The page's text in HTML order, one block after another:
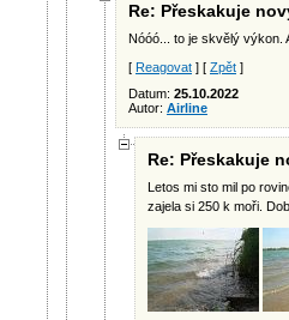
Re: Přeskakuje
Nóóó... to je skvělý výkon.
[ Reagovat ] [ Zpět ]
Datum: 25.10.2022
Autor: Airline
Re: Přeskakuje
Letos mi sto mil po
zajela si 250 k moři.